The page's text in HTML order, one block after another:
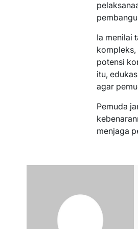
Ia menilai
kompleks,
potensi
itu,
agar
Pemuda
menjaga